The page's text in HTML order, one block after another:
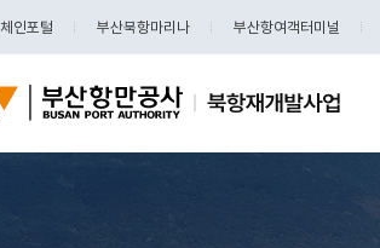
체인포털 부산북항마리나 부산항여객터미널